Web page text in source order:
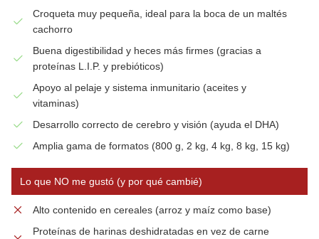
Croqueta muy pequeña, ideal para la boca de un maltés
cachorro
Buena digestibilidad y heces más firmes (gracias a
proteínas L.I.P. y prebióticos)
Apoyo al pelaje y sistema inmunitario (aceites y
vitaminas)
Desarrollo correcto de cerebro y visión (ayuda el DHA)
Amplia gama de formatos (800 g, 2 kg, 4 kg, 8 kg, 15 kg)
Lo que NO me gustó (y por qué cambié)
Alto contenido en cereales (arroz y maíz como base)
Proteínas de harinas deshidratadas en vez de carne